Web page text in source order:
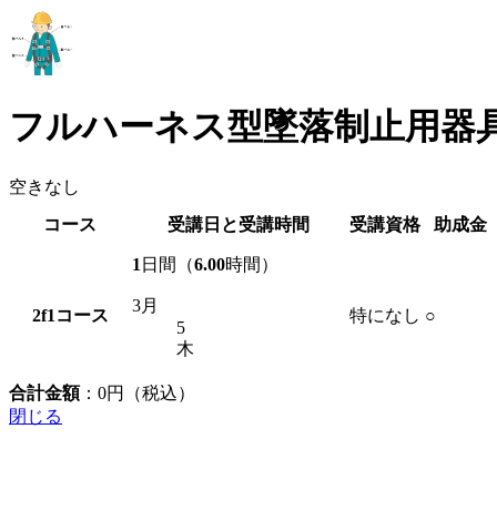
フルハーネス型墜落制止用器
空きなし
コース
受講日と受講時間 受講資格 助成金
2f1 コース
1 日間（6.00時間）
3月
5
木
特になし ○
合計金額： 0円（税込）
閉じる